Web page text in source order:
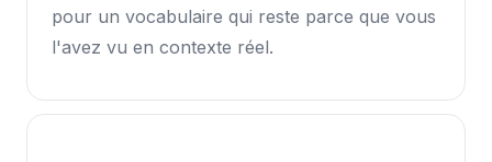
pour un vocabulaire qui reste parce que vous
l'avez vu en contexte réel.